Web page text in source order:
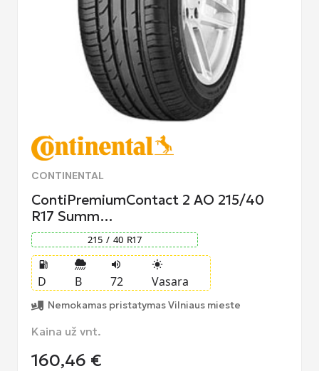
CONTINENTAL
ContiPremiumContact 2 AO 215/40
R17 Summ…
215 / 40 R17
local_gas_station
D B
volume_up
72
light_mode
Vasara
Nemokamas pristatymas Vilniaus mieste
Kaina už vnt.
160,46 €